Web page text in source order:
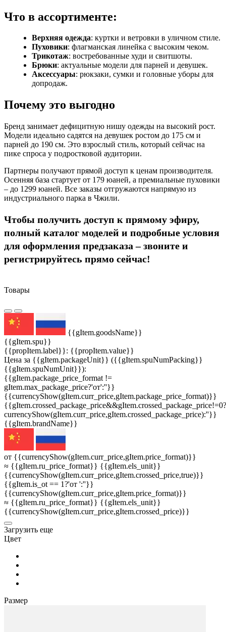
Что в ассортименте:
Верхняя одежда: куртки и ветровки в уличном стиле.
Пуховики: флагманская линейка с высоким чеком.
Трикотаж: востребованные худи и свитшоты.
Брюки: актуальные модели для парней и девушек.
Аксессуары: рюкзаки, сумки и головные уборы для
допродаж.
Почему это выгодно
Бренд занимает дефицитную нишу одежды на высокий рост.
Модели идеально садятся на девушек ростом до 175 см и
парней до 190 см. Это взрослый стиль, который сейчас на
пике спроса у подростковой аудитории.
Партнеры получают прямой доступ к ценам производителя.
Осенняя база стартует от 179 юаней, а премиальные пуховики
– до 1299 юаней. Все заказы отгружаются напрямую из
индустриального парка в Чжили.
Чтобы получить доступ к прямому эфиру,
полный каталог моделей и подробные условия
для оформления предзаказа – звоните и
регистрируйтесь прямо сейчас!
Товары
{{gItem.goodsName}}
{{gItem.spu}}
{{propItem.label}}: {{propItem.value}}
Цена за {{gItem.packageUnit}} ({{gItem.spuNumPacking}}
{{gItem.spuNumUnit}}):
{{gItem.package_price_format !=
gItem.max_package_price?'от':''}}
{{currencyShow(gItem.curr_price,gItem.package_price_format)}}
{{gItem.crossed_package_price&&gItem.crossed_package_price!=0?
currencyShow(gItem.curr_price,gItem.crossed_package_price):''}}
{{gItem.brandName}}
от {{currencyShow(gItem.curr_price,gItem.price_format)}}
≈ {{gItem.ru_price_format}} {{gItem.els_unit}}
{{currencyShow(gItem.curr_price,gItem.crossed_price,true)}}
{{gItem.is_ot == 1?'от ':''}}
{{currencyShow(gItem.curr_price,gItem.price_format)}}
≈ {{gItem.ru_price_format}} {{gItem.els_unit}}
{{currencyShow(gItem.curr_price,gItem.crossed_price)}}
3агрузить еще
Цвет
Размер